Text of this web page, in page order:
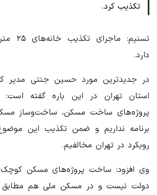
تکذیب کرد.
دارد.
در جدیدترین مورد حسین جنتی مدیر
استان تهران در این باره گفته
برنامه نداریم و ضمن تکذیب این
رویکرد در تهران مخالفیم.
وی افزود: ساخت پروژه‌های مسکن کوچک
دولت نیست و در مسکن ملی هم مطابق